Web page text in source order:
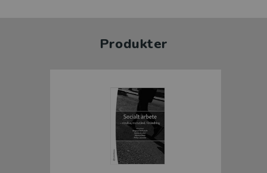
Produkter